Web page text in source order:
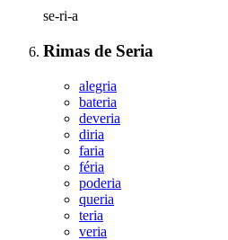
se-ri-a
Rimas de Seria
alegria
bateria
deveria
diria
faria
féria
poderia
queria
teria
veria